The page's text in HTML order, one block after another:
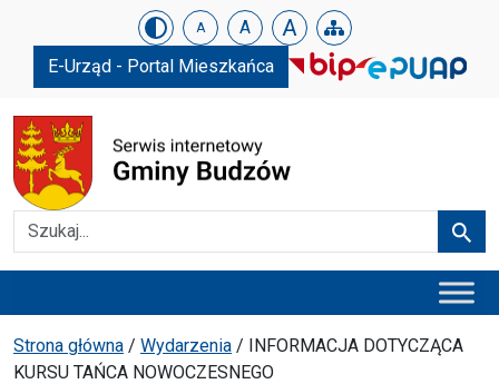
Urząd Gminy w Budzowie
Skip menu A A A
E-Urząd - Portal Mieszkańca
Szukaj
Ścieżka powrotu
Strona główna / Wydarzenia / INFORMACJA DOTYCZĄCA
KURSU TAŃCA NOWOCZESNEGO